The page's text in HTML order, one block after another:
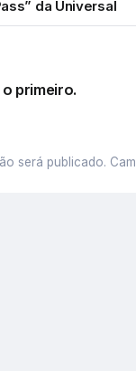
da Universal
primeiro.
será publicado.